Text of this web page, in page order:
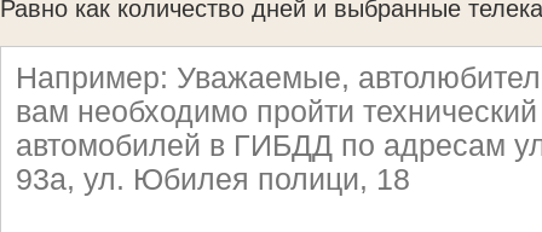
Равно как количество дней и выбранные